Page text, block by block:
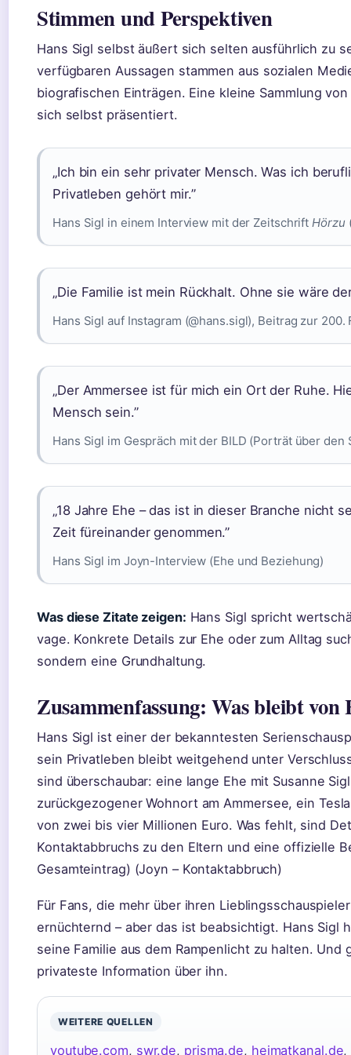
Stimmen und Perspektiven
Hans Sigl selbst äußert sich selten ausführlich zu
verfügbaren Aussagen stammen aus sozialen
biografischen Einträgen. Eine kleine Sammlung
sich selbst präsentiert.
„Ich bin ein sehr privater Mensch. Was ich
Privatleben gehört mir.”
Hans Sigl in einem Interview mit der ZeitschriftHörzu
„Die Familie ist mein Rückhalt. Ohne sie wäre
Hans Sigl auf Instagram (@hans.sigl), Beitrag zur
„Der Ammersee ist für mich ein Ort der Ruhe.
Mensch sein.”
Hans Sigl im Gespräch mit der BILD (Porträt über den
„18 Jahre Ehe – das ist in dieser Branche nicht
Zeit füreinander genommen.”
Hans Sigl im Joyn-Interview (Ehe und Beziehung)
Was diese Zitate zeigen: Hans Sigl spricht
vage. Konkrete Details zur Ehe oder zum Alltag
sondern eine Grundhaltung.
Zusammenfassung: Was bleibt von
Hans Sigl ist einer der bekanntesten
sein Privatleben bleibt weitgehend unter
sind überschaubar: eine lange Ehe mit Susanne
zurückgezogener Wohnort am Ammersee, ein
von zwei bis vier Millionen Euro. Was fehlt, sind
Kontaktabbruchs zu den Eltern und eine offizielle
Gesamteintrag) (Joyn – Kontaktabbruch)
Für Fans, die mehr über ihren
ernüchternd – aber das ist beabsichtigt. Hans Sigl
seine Familie aus dem Rampenlicht zu halten.
privateste Information über ihn.
WEITERE QUELLEN
youtube.com, swr.de, prisma.de, heimatkanal.de,